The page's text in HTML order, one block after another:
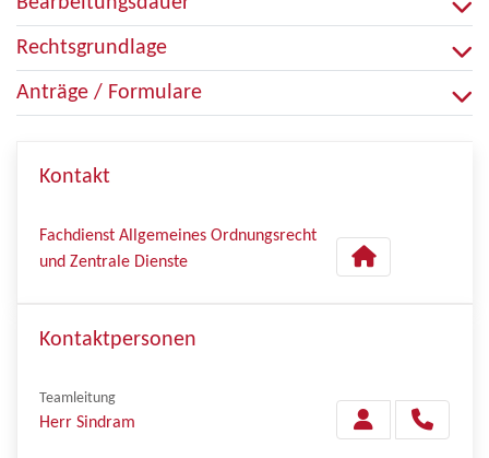
Rechtsgrundlage
Anträge / Formulare
Kontakt
Fachdienst Allgemeines Ordnungsrecht
und Zentrale Dienste
Kontaktpersonen
Teamleitung
Herr Sindram